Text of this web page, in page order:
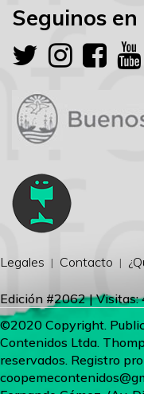
Seguinos en
Legales Contacto
Edición #2062 |
©2020 Copyright.
Contenidos Ltda.
reservados. Registro